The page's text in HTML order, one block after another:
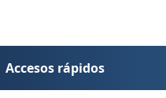
Accesos rápidos